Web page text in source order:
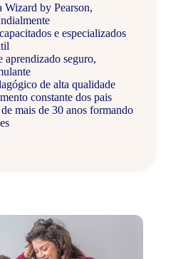
Wizard by Pearson,
e especializados
aprendizado seguro,
de alta qualidade
constante dos pais
mais de 30 anos formando